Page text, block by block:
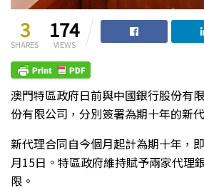
3
SHARES
174
VIEWS
澳門特區政府日前與中國銀行股份有
份有限公司，分別簽署為期十年的新
新代理合同自今個月起計為期十年，
月15日。特區政府維持賦予兩家代理
限。